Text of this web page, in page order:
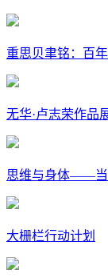
重思贝聿铭：百
无华·卢志荣作品
思维与身体——当
大栅栏行动计划